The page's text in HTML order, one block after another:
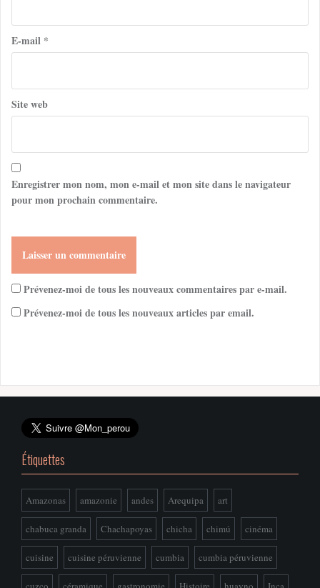
E-mail *
Site web
Enregistrer mon nom, mon e-mail et mon site dans le navigateur
pour mon prochain commentaire.
Prévenez-moi de tous les nouveaux commentaires par e-mail.
Prévenez-moi de tous les nouveaux articles par email.
Étiquettes
Amazonas amazonie andes Arequipa art
chabuca granda Chachapoyas chicha chimú cinéma
cuisine cuisine péruvienne cumbia cumbia péruvienne